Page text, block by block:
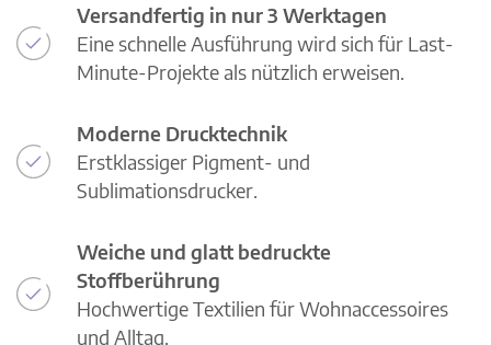
Versandfertig in nur 3 Werktagen
Eine schnelle Ausführung wird sich für Last-
Minute-Projekte als nützlich erweisen.
Moderne Drucktechnik
Erstklassiger Pigment- und
Sublimationsdrucker.
Weiche und glatt bedruckte
Stoffberührung
Hochwertige Textilien für Wohnaccessoires
und Alltag.